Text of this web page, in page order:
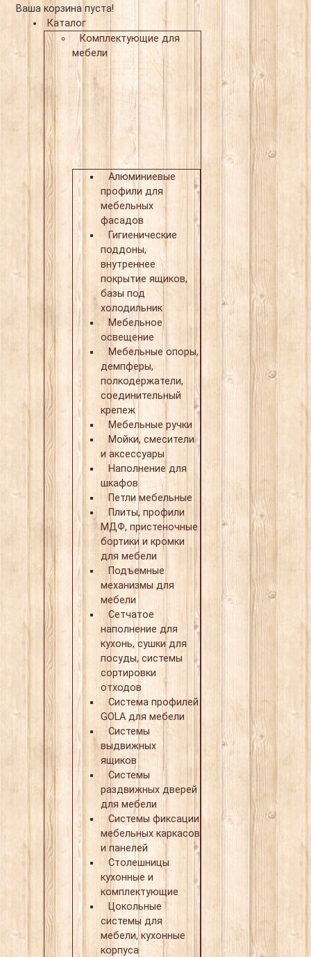
Ваша корзина пуста!
Каталог
Комплектующие для
мебели
Алюминиевые
профили для
мебельных
фасадов
Гигиенические
поддоны,
внутреннее
покрытие ящиков,
базы под
холодильник
Мебельное
освещение
Мебельные опоры,
демпферы,
полкодержатели,
соединительный
крепеж
Мебельные ручки
Мойки, смесители
и аксессуары
Наполнение для
шкафов
Петли мебельные
Плиты, профили
МДФ, пристеночные
бортики и кромки
для мебели
Подъемные
механизмы для
мебели
Сетчатое
наполнение для
кухонь, сушки для
посуды, системы
сортировки
отходов
Система профилей
GOLA для мебели
Системы
выдвижных
ящиков
Системы
раздвижных дверей
для мебели
Системы фиксации
мебельных каркасов
и панелей
Столешницы
кухонные и
комплектующие
Цокольные
системы для
мебели, кухонные
корпуса